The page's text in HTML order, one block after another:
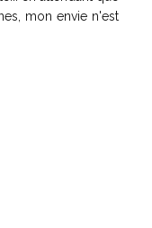
mon envie n'est